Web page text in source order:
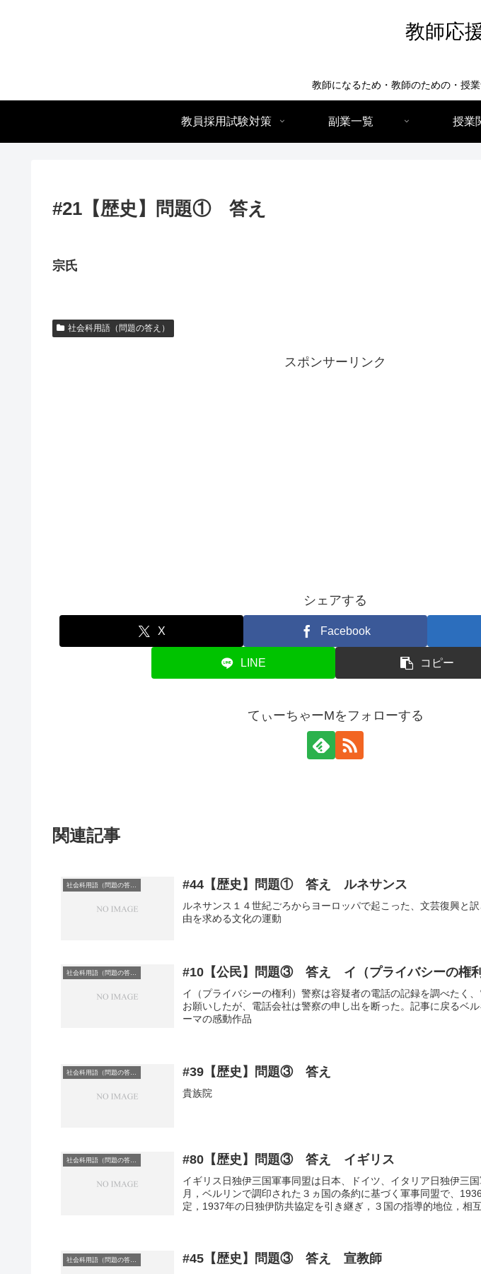
教師応
教師になるため・教師のための・授
教員採用試験対策 副業一覧 授業
#21【歴史】問題① 答え
宗氏
社会科用語（問題の答え）
スポンサーリンク
シェアする
X Facebook
LINE コピー
てぃーちゃーMをフォローする
関連記事
社会科用語（問題の答え） #44【歴史】問題① 答え ルネサンス
ルネサンス１４世紀ごろからヨーロッパで起こった、文芸復興と
由を求める文化の運動
社会科用語（問題の答え） #10【公民】問題③ 答え イ（プライバシーの権利
イ（プライバシーの権利）警察は容疑者の電話の記録を調べたく
お願いしたが、電話会社は警察の申し出を断った。記事に戻るベ
ーマの感動作品
#39【歴史】問題③ 答え
貴族院
社会科用語（問題の答え） #80【歴史】問題③ 答え イギリス
イギリス日独伊三国軍事同盟は日本、ドイツ、イタリア日独伊三
月，ベルリンで調印された３ヵ国の条約に基づく軍事同盟で、
定，1937年の日独伊防共協定を引き継ぎ，３国の指導的地位，相互
#45【歴史】問題③ 答え 宣教師